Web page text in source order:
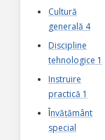
Cultură
generală 4
Discipline
tehnologice 1
Instruire
practică 1
Învățământ
special